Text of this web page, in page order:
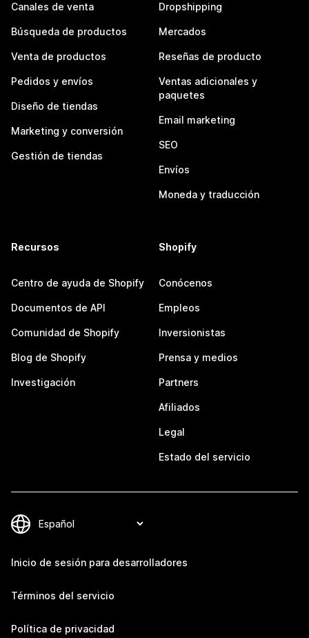
Canales de venta
Búsqueda de productos
Venta de productos
Pedidos y envíos
Diseño de tiendas
Marketing y conversión
Gestión de tiendas
Dropshipping
Mercados
Reseñas de producto
Ventas adicionales y
paquetes
Email marketing
SEO
Envíos
Moneda y traducción
Recursos
Centro de ayuda de Shopify
Documentos de API
Comunidad de Shopify
Blog de Shopify
Investigación
Shopify
Conócenos
Empleos
Inversionistas
Prensa y medios
Partners
Afiliados
Legal
Estado del servicio
Inicio de sesión para desarrolladores
Términos del servicio
Política de privacidad